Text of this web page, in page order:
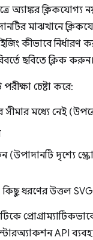
অ্যাঙ্কর ক্লিকযোগ্য
মাঝখানে
কীভাবে নির্ধারণ
ছবিতে ক্লিক করুন।
চেষ্টা করে:
সীমার মধ্যে নেই
(উপাদানটি দৃশ্যে
ধরণের উত্তল
API